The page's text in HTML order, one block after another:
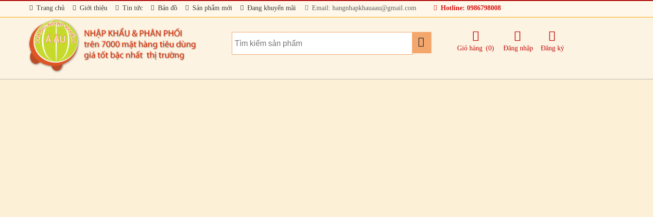
Trang chủ Giới thiệu Tin tức Bản đồ Sản phẩm mới Đang khuyến mãi Email: hangnhapkhauaau@gmail.com Hotline: 0986798008
Giỏ hàng (0) Đăng nhập Đăng ký